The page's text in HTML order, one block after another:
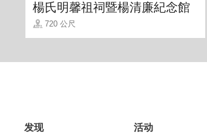
境里，慵懒地度过难得的假
楊氏明馨祖祠暨楊清廉紀念館
720 公尺
发现
活动